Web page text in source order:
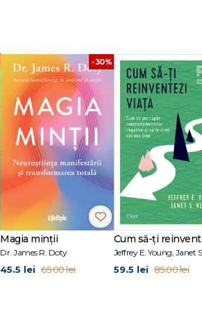
-30%
Magia minții
Dr. James R. Doty
45.5 lei 65.00 lei 59.5 lei 85.00 lei